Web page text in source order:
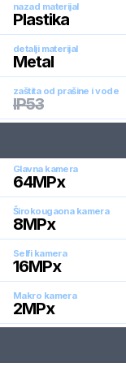
nazad materijal
Plastika
detalji materijal
Metal
zaštita od prašine i vode
IP53
Glavna kamera
64MPx
Širokougaona kamera
8MPx
Selfi kamera
16MPx
Makro kamera
2MPx